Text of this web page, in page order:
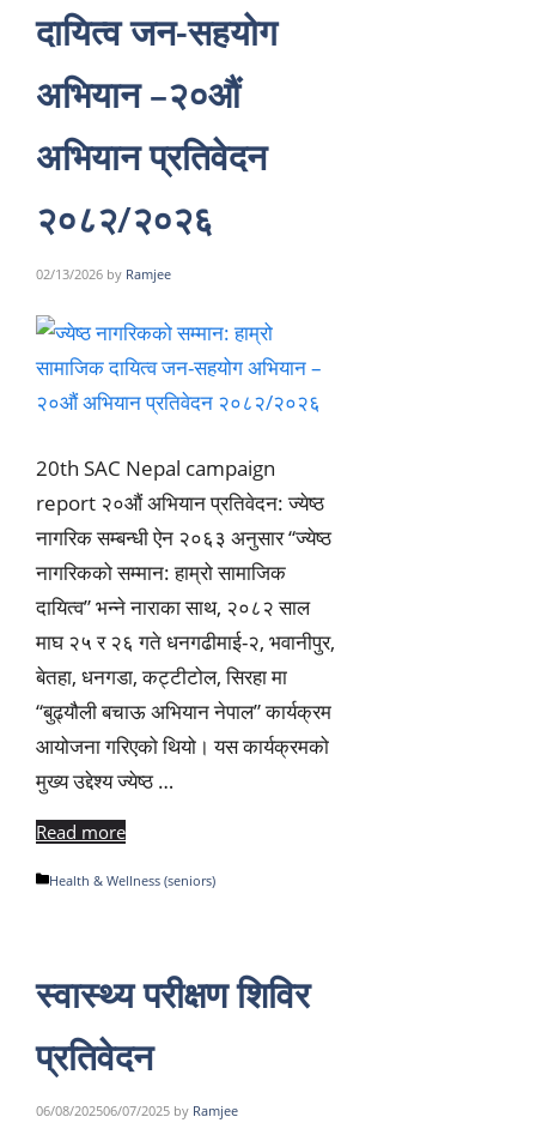
दायित्व जन-सहयोग
अभियान –२०औं
अभियान प्रतिवेदन
२०८२/२०२६
02/13/2026 by Ramjee
20th SAC Nepal campaign
report २०औं अभियान प्रतिवेदन: ज्येष्ठ
नागरिक सम्बन्धी ऐन २०६३ अनुसार “ज्येष्ठ
नागरिकको सम्मान: हाम्रो सामाजिक
दायित्व” भन्ने नाराका साथ, २०८२ साल
माघ २५ र २६ गते धनगढीमाई-२, भवानीपुर,
बेतहा, धनगडा, कट्टीटोल, सिरहा मा
“बुढ्यौली बचाऊ अभियान नेपाल” कार्यक्रम
आयोजना गरिएको थियो। यस कार्यक्रमको
मुख्य उद्देश्य ज्येष्ठ …
Read more
Categories
Health & Wellness (seniors)
स्वास्थ्य परीक्षण शिविर
प्रतिवेदन
06/08/202506/07/2025 by Ramjee